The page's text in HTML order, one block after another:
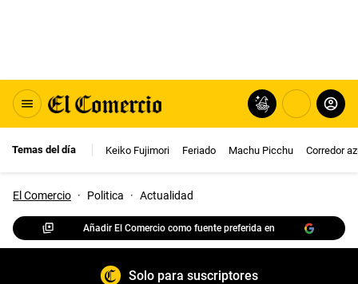
Temas del día Keiko Fujimori Feriado Machu Picchu Corredor
El Comercio · Politica · Actualidad
Añadir El Comercio como fuente preferida en
Solo para suscriptores